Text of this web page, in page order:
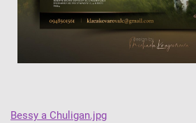
Bessy a Chuligan.jpg